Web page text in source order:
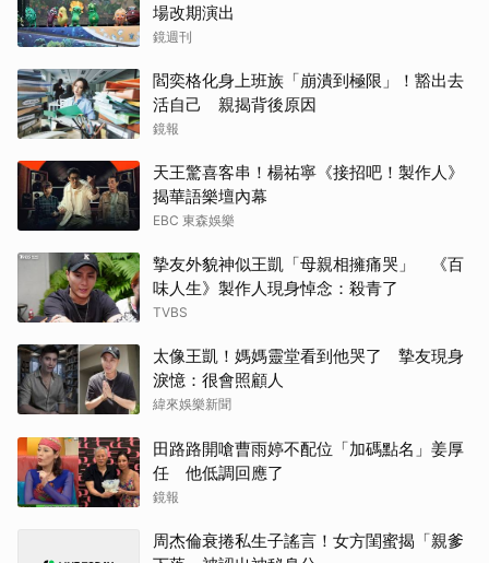
場改期演出
鏡週刊
閻奕格化身上班族「崩潰到極限」！豁出去
活自己 親揭背後原因
鏡報
天王驚喜客串！楊祐寧《接招吧！製作人》
揭華語樂壇內幕
EBC 東森娛樂
摯友外貌神似王凱「母親相擁痛哭」 《百
味人生》製作人現身悼念：殺青了
TVBS
太像王凱！媽媽靈堂看到他哭了 摯友現身
淚憶：很會照顧人
緯來娛樂新聞
田路路開嗆曹雨婷不配位「加碼點名」姜厚
任 他低調回應了
鏡報
周杰倫衰捲私生子謠言！女方閨蜜揭「親爹